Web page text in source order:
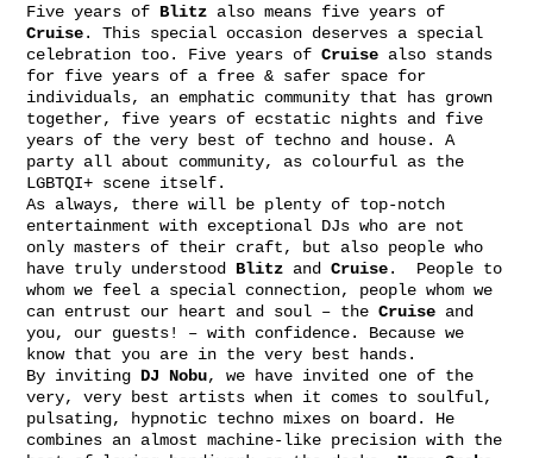
Five years of Blitz also means five years of
Cruise. This special occasion deserves a special
celebration too. Five years of Cruise also stands
for five years of a free & safer space for
individuals, an emphatic community that has grown
together, five years of ecstatic nights and five
years of the very best of techno and house. A
party all about community, as colourful as the
LGBTQI+ scene itself.
As always, there will be plenty of top-notch
entertainment with exceptional DJs who are not
only masters of their craft, but also people who
have truly understood Blitz and Cruise. People to
whom we feel a special connection, people whom we
can entrust our heart and soul – the Cruise and
you, our guests! – with confidence. Because we
know that you are in the very best hands.
By inviting DJ Nobu, we have invited one of the
very, very best artists when it comes to soulful,
pulsating, hypnotic techno mixes on board. He
combines an almost machine-like precision with the